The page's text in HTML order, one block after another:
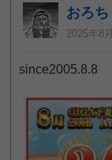
おろち
2025年8
since2005.8.8